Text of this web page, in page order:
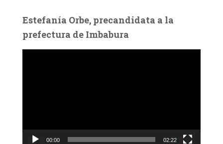
Estefanía Orbe, precandidata a la
prefectura de Imbabura
c
00:00 02:22